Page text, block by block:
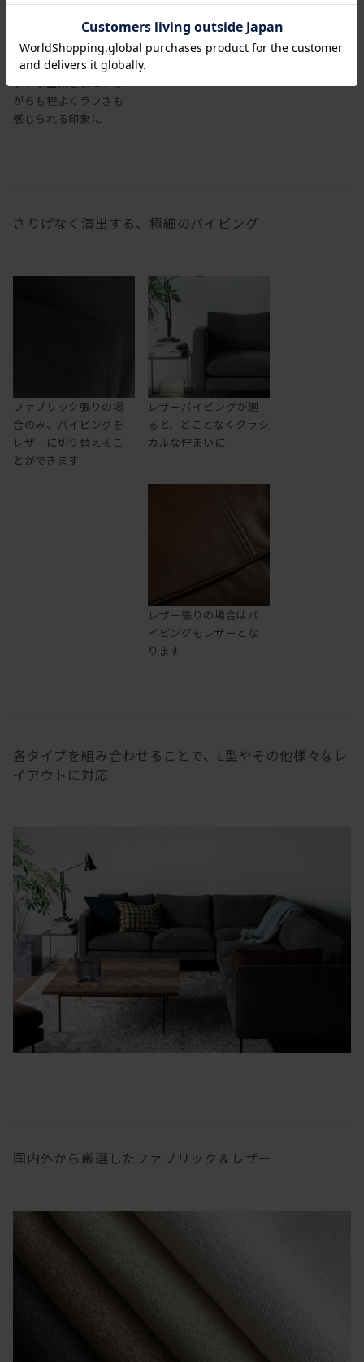
レザーで張り込むと、シ
ックな空気をまといな
がらも程よくラフさも
感じられる印象に
さりげなく演出する、極細のパイピング
ファブリック張りの場
合のみ、パイピングを
レザーに切り替えるこ
とができます
レザーパイピングが廻
ると、どことなくクラシ
カルな佇まいに
レザー張りの場合はパ
イピングもレザーとな
ります
各タイプを組み合わせることで、L型やその他様々なレ
イアウトに対応
国内外から厳選したファブリック＆レザー